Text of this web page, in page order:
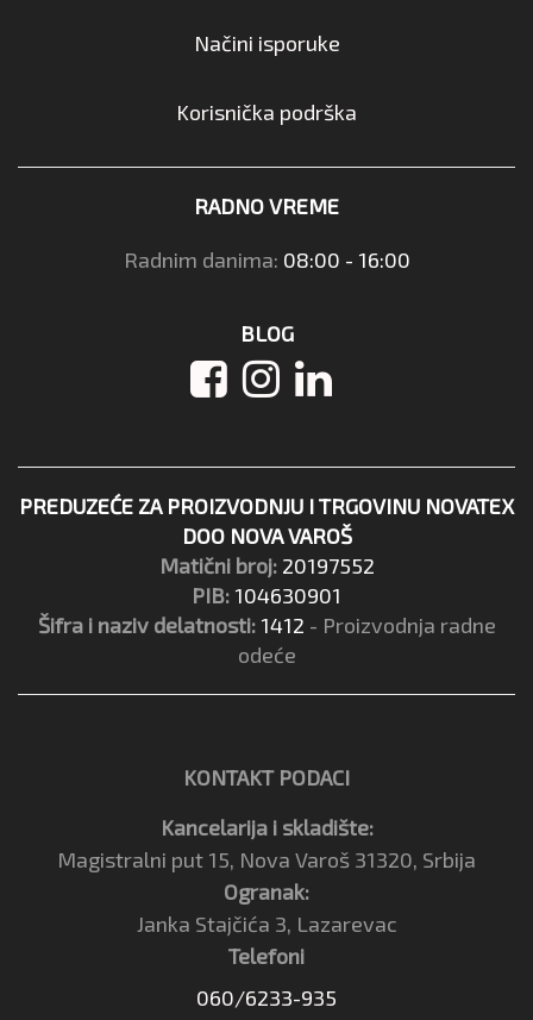
Načini isporuke
Korisnička podrška
RADNO VREME
Radnim danima: 08:00 - 16:00
BLOG
PREDUZEĆE ZA PROIZVODNJU I TRGOVINU NOVATEX
DOO NOVA VAROŠ
Matični broj: 20197552
PIB: 104630901
Šifra i naziv delatnosti: 1412 - Proizvodnja radne
odeće
KONTAKT PODACI
Kancelarija i skladište:
Magistralni put 15, Nova Varoš 31320, Srbija
Ogranak:
Janka Stajčića 3, Lazarevac
Telefoni
060/6233-935